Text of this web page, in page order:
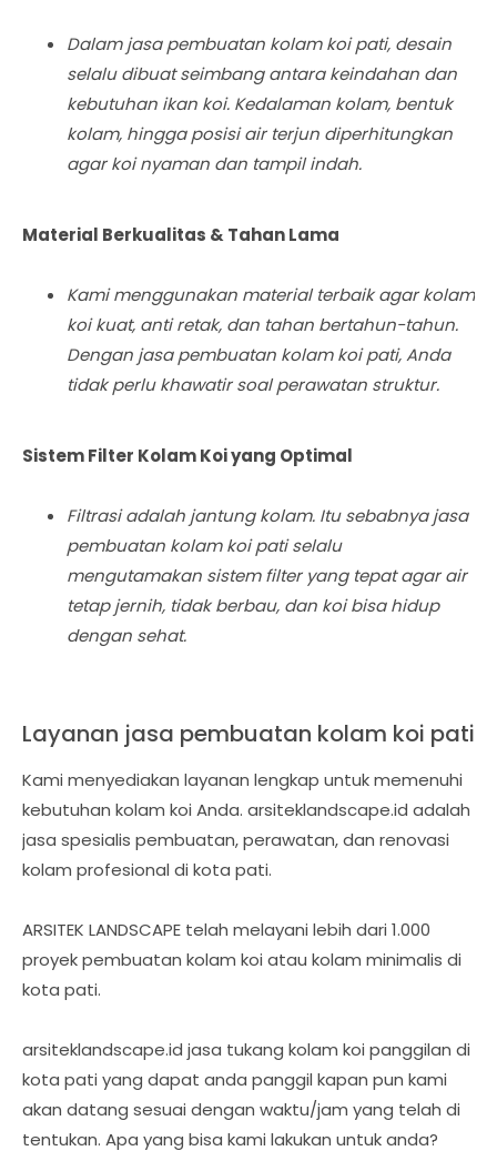
Dalam jasa pembuatan kolam koi pati, desain
selalu dibuat seimbang antara keindahan dan
kebutuhan ikan koi. Kedalaman kolam, bentuk
kolam, hingga posisi air terjun diperhitungkan
agar koi nyaman dan tampil indah.
Material Berkualitas & Tahan Lama
Kami menggunakan material terbaik agar kolam
koi kuat, anti retak, dan tahan bertahun-tahun.
Dengan jasa pembuatan kolam koi pati, Anda
tidak perlu khawatir soal perawatan struktur.
Sistem Filter Kolam Koi yang Optimal
Filtrasi adalah jantung kolam. Itu sebabnya jasa
pembuatan kolam koi pati selalu
mengutamakan sistem filter yang tepat agar air
tetap jernih, tidak berbau, dan koi bisa hidup
dengan sehat.
Layanan jasa pembuatan kolam koi pati
Kami menyediakan layanan lengkap untuk memenuhi
kebutuhan kolam koi Anda. arsiteklandscape.id adalah
jasa spesialis pembuatan, perawatan, dan renovasi
kolam profesional di kota pati.
ARSITEK LANDSCAPE telah melayani lebih dari 1.000
proyek pembuatan kolam koi atau kolam minimalis di
kota pati.
arsiteklandscape.id jasa tukang kolam koi panggilan di
kota pati yang dapat anda panggil kapan pun kami
akan datang sesuai dengan waktu/jam yang telah di
tentukan. Apa yang bisa kami lakukan untuk anda?